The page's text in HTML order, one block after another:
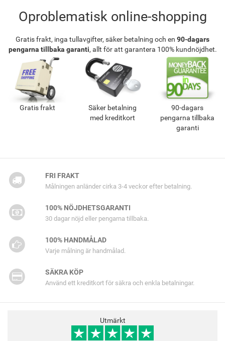
Oproblematisk online-shopping
Gratis frakt, inga tullavgifter, säker betalning och en 90-dagars
pengarna tillbaka garanti, allt för att garantera 100% kundnöjdhet.
Gratis frakt
Säker betalning
med kreditkort
90-dagars
pengarna tillbaka
garanti
FRI FRAKT
Målningen anländer cirka 3-4 veckor efter betalning.
100% NÖJDHETSGARANTI
30 dagar nöjd eller pengarna tillbaka.
100% HANDMÅLAD
Varje målning är handmålad.
SÄKRA KÖP
Använd ett kreditkort för säkra och enkla betalningar.
Utmärkt